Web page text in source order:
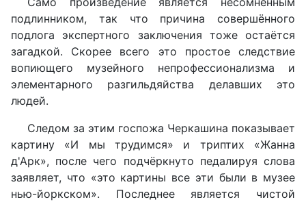
подлинником, так что причина совершённого
подлога экспертного заключения тоже остаётся
загадкой. Скорее всего это простое следствие
вопиющего музейного непрофессионализма и
элементарного разгильдяйства делавших это
людей.
Следом за этим госпожа Черкашина показывает
картину «И мы трудимся» и триптих «Жанна
д'Арк», после чего подчёркнуто педалируя слова
заявляет, что «это картины все эти были в музее
нью-йоркском». Последнее является чистой